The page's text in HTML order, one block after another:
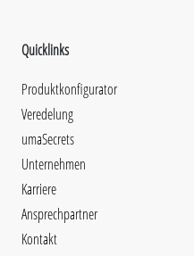
Quicklinks
Produktkonfigurator
Veredelung
umaSecrets
Unternehmen
Karriere
Ansprechpartner
Kontakt